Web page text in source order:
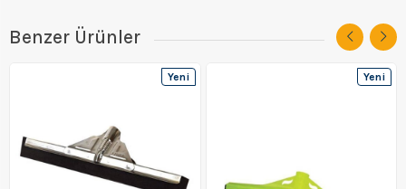
Benzer Ürünler
Yeni
Yeni